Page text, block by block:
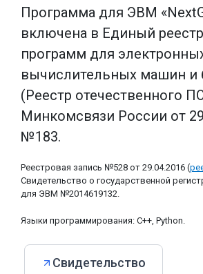
Программа для ЭВМ
включена в Единый
программ для
вычислительных машин и
(Реестр отечественного
Минкомсвязи России от
№183.
Реестровая запись №528 от 29.04.2016 (
Свидетельство о государственной
для ЭВМ №2014619132.
Языки программирования: С++, Python.
Свидетельство